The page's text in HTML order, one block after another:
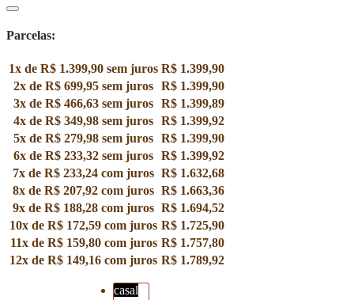
Parcelas:
1x de R$ 1.399,90 sem juros R$ 1.399,90
2x de R$ 699,95 sem juros R$ 1.399,90
3x de R$ 466,63 sem juros R$ 1.399,89
4x de R$ 349,98 sem juros R$ 1.399,92
5x de R$ 279,98 sem juros R$ 1.399,90
6x de R$ 233,32 sem juros R$ 1.399,92
7x de R$ 233,24 com juros R$ 1.632,68
8x de R$ 207,92 com juros R$ 1.663,36
9x de R$ 188,28 com juros R$ 1.694,52
10x de R$ 172,59 com juros R$ 1.725,90
11x de R$159,80com juros R$ 1.757,80
12x de R$ 149,16 com juros R$ 1.789,92
casal